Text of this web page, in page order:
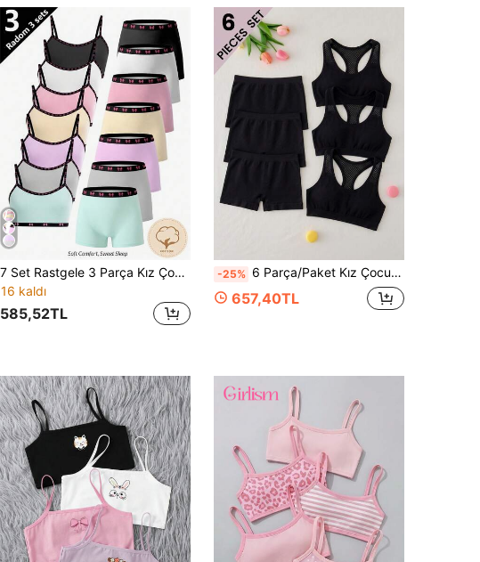
7 Set Rastgele 3 Parça Kız Çocuk Sade Şirin Kawaii Temel Düz Renk Harf Kontrast Askılı Üst ve Şort Takımı
16 kaldı
585,52TL
-25% 6 Parça/Paket Kız Çocuk Sade Düz Renk Tek Katlı Kablosuz Atlet Sütyen ve Orta Bel Dört Köşe Külot Seti, Dikişsiz Günlük Rahat Nefes Alabilen Öğrenci İç Çamaşırı, Tüm Mevsimlere Uygun
657,40TL